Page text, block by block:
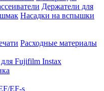
Держатели для
Насадки на вспышки
Расходные материалы
Fujifilm Instax
EF-s